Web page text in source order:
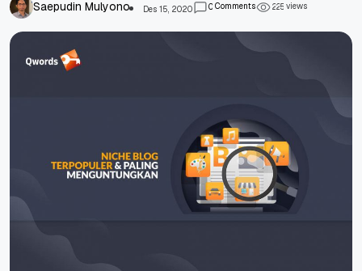
Saepudin Mulyono Des 15, 2020 0Comments 225views